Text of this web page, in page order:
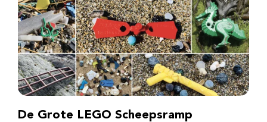
De Grote LEGO Scheepsramp